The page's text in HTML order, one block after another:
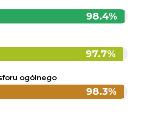
98.4%
97.7%
ogólnego
98.3%